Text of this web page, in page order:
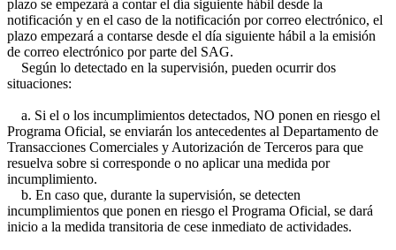
plazo se empezará a contar el día siguiente hábil desde la
notificación y en el caso de la notificación por correo electrónico, el
plazo empezará a contarse desde el día siguiente hábil a la emisión
de correo electrónico por parte del SAG.
Según lo detectado en la supervisión, pueden ocurrir dos
situaciones:
a. Si el o los incumplimientos detectados, NO ponen en riesgo el
Programa Oficial, se enviarán los antecedentes al Departamento de
Transacciones Comerciales y Autorización de Terceros para que
resuelva sobre si corresponde o no aplicar una medida por
incumplimiento.
b. En caso que, durante la supervisión, se detecten
incumplimientos que ponen en riesgo el Programa Oficial, se dará
inicio a la medida transitoria de cese inmediato de actividades.